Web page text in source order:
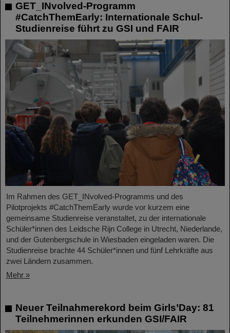
GET_INvolved-Programm
#CatchThemEarly: Internationale Schul-
Studienreise führt zu GSI und FAIR
Im Rahmen des GET_INvolved-Programms und des
Pilotprojekts #CatchThemEarly wurde vor kurzem eine
gemeinsame Studienreise veranstaltet, zu der internationale
Schüler*innen des Leidsche Rijn College in Utrecht, Niederlande,
und der Gutenbergschule in Wiesbaden eingeladen waren. Die
Studienreise brachte 44 Schüler*innen und fünf Lehrkräfte aus
zwei Ländern zusammen.
Mehr »
Neuer Teilnahmerekord beim Girls’Day: 81
Teilnehmerinnen erkunden GSI/FAIR